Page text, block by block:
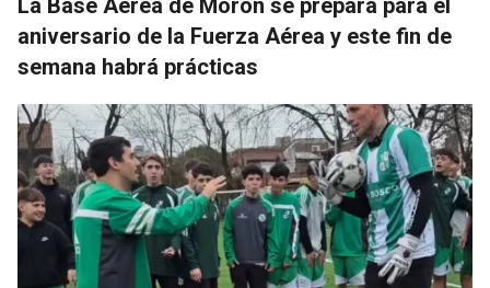
La Base Aérea de Morón se prepara para el
aniversario de la Fuerza Aérea y este fin de
semana habrá prácticas